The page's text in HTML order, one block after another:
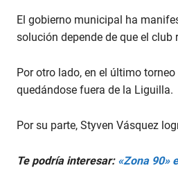
El gobierno municipal ha
solución depende de que el
Por otro lado, en el último
quedándose fuera de la Liguilla.
Por su parte, Styven Vásquez
Te podría interesar: «Zona 90»